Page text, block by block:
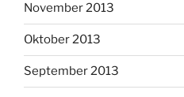
November 2013
Oktober 2013
September 2013